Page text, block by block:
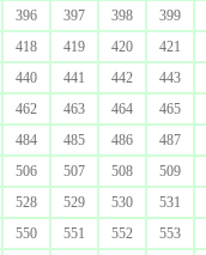
396 397 398 399
418 419 420 421
440 441 442 443
462 463 464 465
484 485 486 487
506 507 508 509
528 529 530 531
550 551 552 553